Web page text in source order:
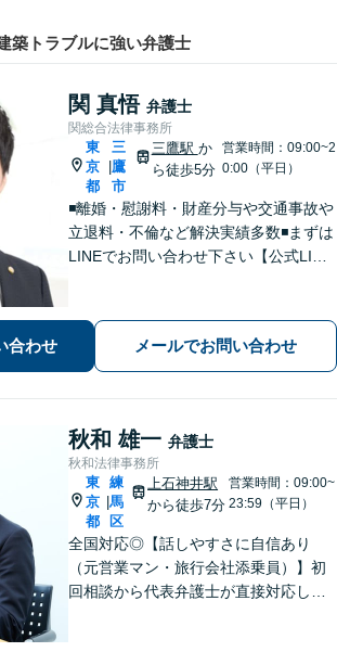
築トラブルに強い弁護士
関 真悟 弁護士
関総合法律事務所
東
京
都
三
鷹
市
三鷹駅 か
ら徒歩5分
営業時間：09:00~2
0:00（平日）
◾️離婚・慰謝料・財産分与や交通事故や
立退料・不倫など解決実績多数◾️まずは
LINEでお問い合わせ下さい【公式LINE
案内します。
合わせ メールでお問い合わせ
秋和 雄一 弁護士
秋和法律事務所
東
京
都
|
練
馬
区
上石神井駅
から徒歩7分
営業時間：09:00~
23:59（平日）
全国対応◎【話しやすさに自信あり
（元営業マン・旅行会社添乗員）】初
回相談から代表弁護士が直接対応し、